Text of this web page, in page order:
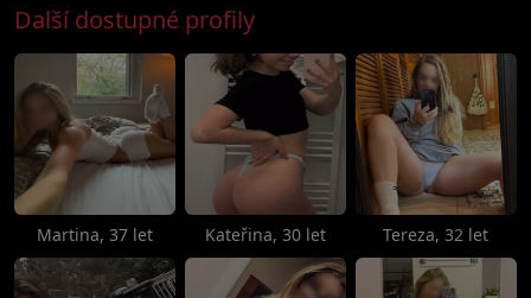
Další dostupné profily
Martina, 37 let Kateřina, 30 let Tereza, 32 let